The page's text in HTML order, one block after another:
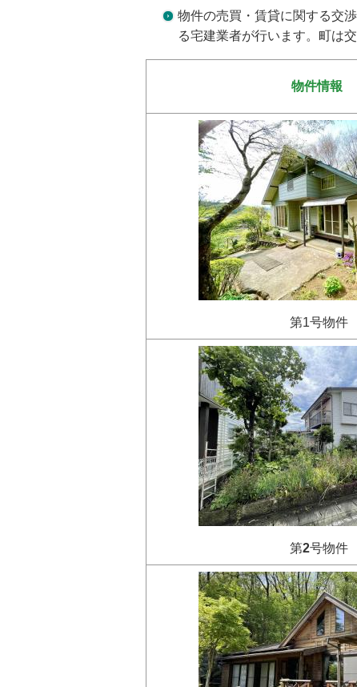
物件の売買・賃貸に関する交
る宅建業者が行います。町は
物件情報
第1号物件
第2号物件